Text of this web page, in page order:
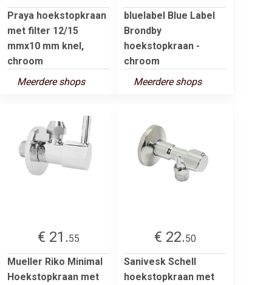
Praya hoekstopkraan
met filter 12/15
mmx10 mm knel,
chroom
Meerdere shops
bluelabel Blue Label
Brondby
hoekstopkraan -
chroom
Meerdere shops
€ 21.55
Mueller Riko Minimal
Hoekstopkraan met
€ 22.50
Sanivesk Schell
hoekstopkraan met